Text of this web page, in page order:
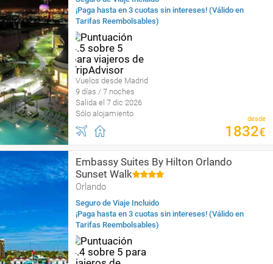
¡Paga hasta en 3 cuotas sin intereses! (Válido en
Tarifas Reembolsables)
Vuelos desde Madrid
9 días / 7 noches
Salida el 7 dic 2026
Sólo alojamiento
desde
1832€
Embassy Suites By Hilton Orlando
Sunset Walk
Orlando
Seguro de Viaje Incluido
¡Paga hasta en 3 cuotas sin intereses! (Válido en
Tarifas Reembolsables)